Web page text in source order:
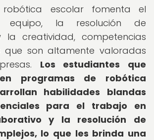
escolar fomenta el
equipo, la resolución de
la creatividad, competencias
que son altamente valoradas
Los estudiantes que
programas de robótica
habilidades blandas
para el trabajo en
y la resolución de
lo que les brinda una